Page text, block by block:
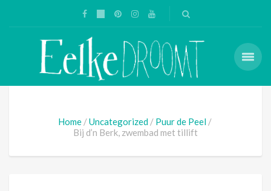
Home Uncategorized
Puur de Peel
Bij d’n Berk, zwembad met tillift